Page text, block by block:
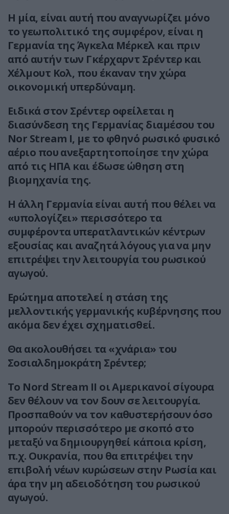
Η μία, είναι αυτή που αναγνωρίζει μόνο
το γεωπολιτικό της συμφέρον, είναι η
Γερμανία της Άγκελα Μέρκελ και πριν
από αυτήν των Γκέρχαρντ Σρέντερ και
Χέλμουτ Κολ, που έκαναν την χώρα
οικονομική υπερδύναμη.
Ειδικά στον Σρέντερ οφείλεται η
διασύνδεση της Γερμανίας διαμέσου του
Nor Stream I, με το φθηνό ρωσικό φυσικό
αέριο που ανεξαρτητοποίησε την χώρα
από τις ΗΠΑ και έδωσε ώθηση στη
βιομηχανία της.
Η άλλη Γερμανία είναι αυτή που θέλει να
«υπολογίζει» περισσότερο τα
συμφέροντα υπερατλαντικών κέντρων
εξουσίας και αναζητά λόγους για να μην
επιτρέψει την λειτουργία του ρωσικού
αγωγού.
Ερώτημα αποτελεί η στάση της
μελλοντικής γερμανικής κυβέρνησης που
ακόμα δεν έχει σχηματισθεί.
Θα ακολουθήσει τα «χνάρια» του
Σοσιαλδημοκράτη Σρέντερ;
Το Nord Stream II οι Αμερικανοί σίγουρα
δεν θέλουν να τον δουν σε λειτουργία.
Προσπαθούν να τον καθυστερήσουν όσο
μπορούν περισσότερο με σκοπό στο
μεταξύ να δημιουργηθεί κάποια κρίση,
π.χ. Ουκρανία, που θα επιτρέψει την
επιβολή νέων κυρώσεων στην Ρωσία και
άρα την μη αδειοδότηση του ρωσικού
αγωγού.